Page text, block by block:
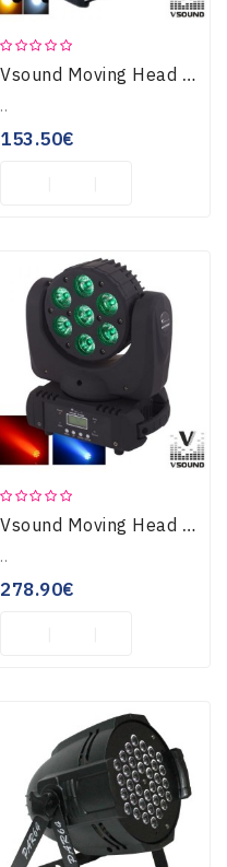
Vsound Moving Head 8 Leds Cree 10w Rgbw Dmx Mic LEDMV811RGBW
..
153.50€
Vsound Moving Head Profissional 7 Leds Dmx Mic LEDMVP710RGBW
..
278.90€